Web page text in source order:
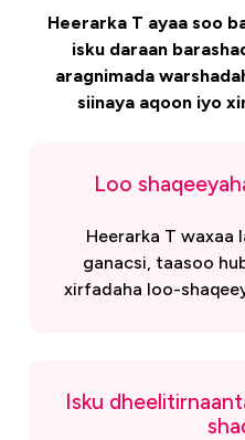
Heerarka T ayaa soo
isku daraan
aragnimada
siinaya aqoon iyo
Loo
Heerarka T waxaa
ganacsi, taasoo
xirfadaha loo-
Isku